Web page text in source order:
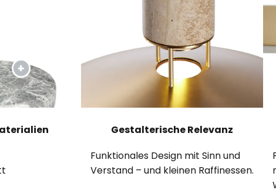
Gestalterische Relevanz
Funktionales Design mit Sinn und
Verstand – und kleinen Raffinessen.